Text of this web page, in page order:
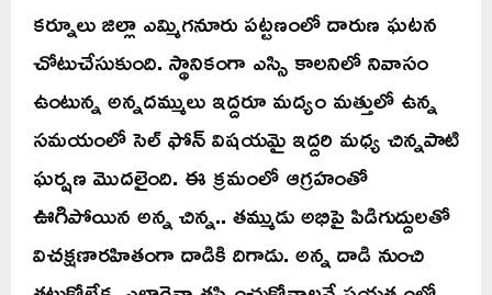
కర్నూలు జిల్లా ఎమ్మిగనూరు పట్టణంలో దారుణ ఘటన
చోటుచేసుకుంది. స్థానికంగా ఎస్సి కాలనిలో నివాసం
ఉంటున్న అన్నదమ్ములు ఇద్దరూ మద్యం మత్తులో ఉన్న
సమయంలో సెల్ ఫోన్ విషయమై ఇద్దరి మధ్య చిన్నపాటి
ఘర్షణ మొదలైంది. ఈ క్రమంలో ఆగ్రహంతో
ఊగిపోయిన అన్న చిన్న.. తమ్ముడు అభిపై పిడిగుద్దులతో
విచక్షణారహితంగా దాడికి దిగాడు. అన్న దాడి నుంచి